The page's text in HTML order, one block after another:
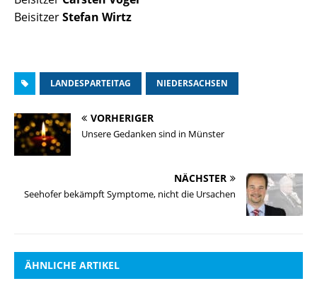
BeisitzerStefan Wirtz
LANDESPARTEITAG NIEDERSACHSEN
VORHERIGER
Unsere Gedanken sind in Münster
NÄCHSTER
Seehofer bekämpft Symptome, nicht die Ursachen
ÄHNLICHE ARTIKEL